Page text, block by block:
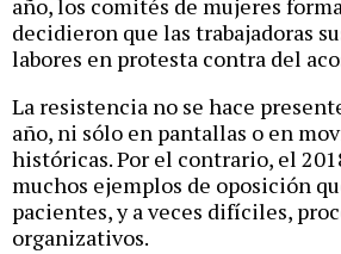
año, los comités de mujeres
decidieron que las trabajadoras
labores en protesta contra del
La resistencia no se hace
año, ni sólo en pantallas o en
históricas. Por el contrario, el
muchos ejemplos de oposición
pacientes, y a veces difíciles,
organizativos.